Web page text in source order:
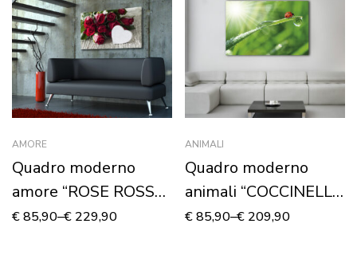
AMORE
Quadro moderno
amore “ROSE ROSSE
E CUORE” – Stampa
€85,90–€ 229,90
ANIMALI
Quadro moderno
animali “COCCINELLA
SU UNA FOGLIA” –
€85,90–€ 209,90